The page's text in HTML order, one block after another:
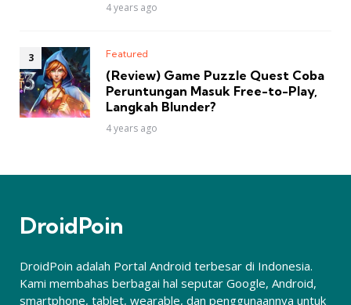
4 years ago
Featured
(Review) Game Puzzle Quest Coba
Peruntungan Masuk Free-to-Play,
Langkah Blunder?
4 years ago
DroidPoin
DroidPoin adalah Portal Android terbesar di Indonesia.
Kami membahas berbagai hal seputar Google, Android,
smartphone, tablet, wearable, dan penggunaannya untuk